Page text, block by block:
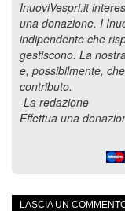
InuoviVespri.it
una donazione. I
indipendente che
gestiscono. La
e, possibilmente,
contributo.
-La redazione
Effettua una
LASCIA UN